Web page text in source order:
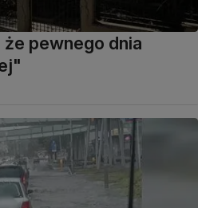
że pewnego dnia